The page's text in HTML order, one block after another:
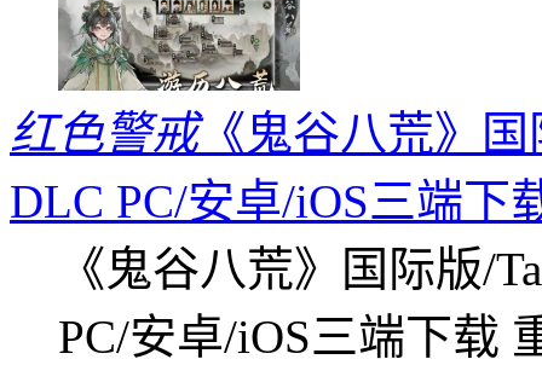
红色警戒《鬼谷八荒》国
DLC PC/安卓/iOS三端下
《鬼谷八荒》国际版/
PC/安卓/iOS三端下载